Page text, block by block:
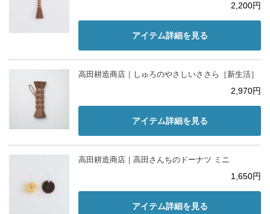
2,200円
アイテム詳細を見る
高田耕造商店｜しゅろのやさしいささら［新生活］
2,970円
アイテム詳細を見る
高田耕造商店｜高田さんちのドーナツ ミニ
1,650円
アイテム詳細を見る